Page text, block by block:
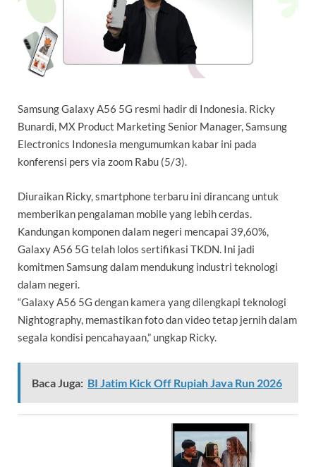
Samsung Galaxy A56 5G resmi hadir di Indonesia. Ricky
Bunardi, MX Product Marketing Senior Manager, Samsung
Electronics Indonesia mengumumkan kabar ini pada
konferensi pers via zoom Rabu (5/3).
Diuraikan Ricky, smartphone terbaru ini dirancang untuk
memberikan pengalaman mobile yang lebih cerdas.
Kandungan komponen dalam negeri mencapai 39,60%,
Galaxy A56 5G telah lolos sertifikasi TKDN. Ini jadi
komitmen Samsung dalam mendukung industri teknologi
dalam negeri.
“Galaxy A56 5G dengan kamera yang dilengkapi teknologi
Nightography, memastikan foto dan video tetap jernih dalam
segala kondisi pencahayaan,” ungkap Ricky.
Baca Juga: BI Jatim Kick Off Rupiah Java Run 2026